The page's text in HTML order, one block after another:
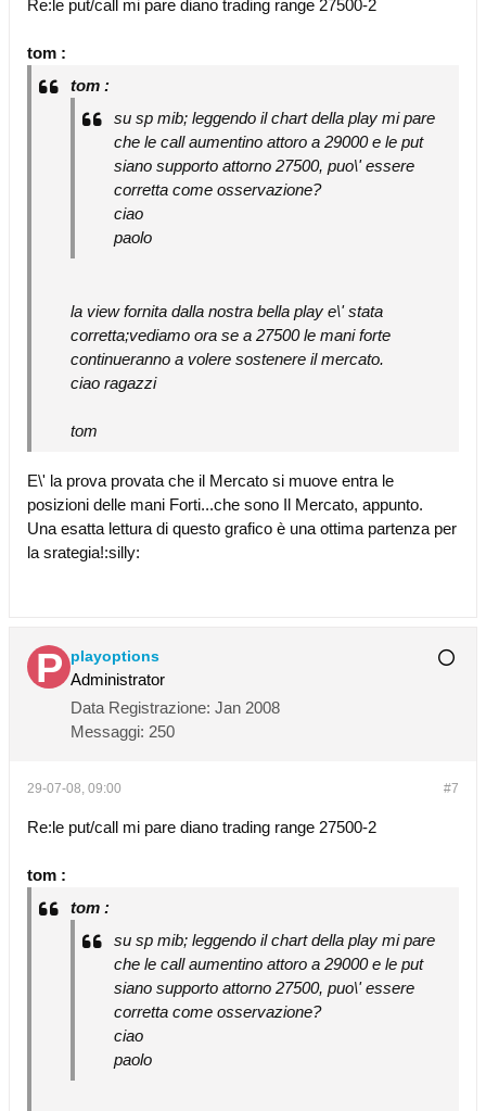
Re:le put/call mi pare diano trading range 27500-2
tom :
tom :
su sp mib; leggendo il chart della play mi pare
che le call aumentino attoro a 29000 e le put
siano supporto attorno 27500, puo\' essere
corretta come osservazione?
ciao
paolo
la view fornita dalla nostra bella play e\' stata
corretta;vediamo ora se a 27500 le mani forte
continueranno a volere sostenere il mercato.
ciao ragazzi
tom
E\' la prova provata che il Mercato si muove entra le
posizioni delle mani Forti...che sono Il Mercato, appunto.
Una esatta lettura di questo grafico è una ottima partenza per
la srategia!:silly:
playoptions
Administrator
Data Registrazione: Jan 2008
Messaggi: 250
#7
29-07-08, 09:00
Re:le put/call mi pare diano trading range 27500-2
tom :
tom :
su sp mib; leggendo il chart della play mi pare
che le call aumentino attoro a 29000 e le put
siano supporto attorno 27500, puo\' essere
corretta come osservazione?
ciao
paolo